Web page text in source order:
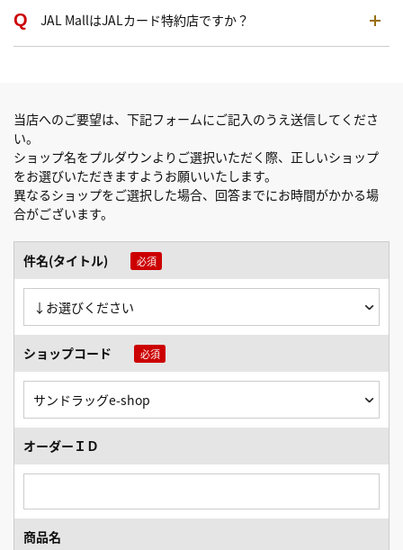
JAL MallはJALカード特約店ですか？
当店へのご要望は、下記フォームにご記入のうえ送信してくださ
い。
ショップ名をプルダウンよりご選択いただく際、正しいショップ
をお選びいただきますようお願いいたします。
異なるショップをご選択した場合、回答までにお時間がかかる場
合がございます。
件名(タイトル)
ショップコード
オーダーＩＤ
商品名